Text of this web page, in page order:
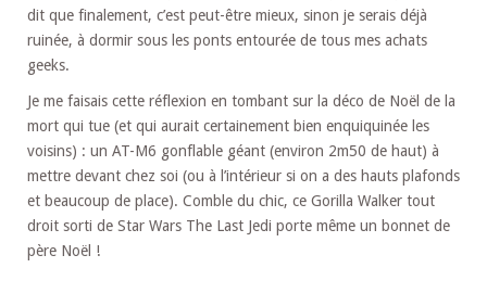
dit que finalement, c’est peut-être mieux, sinon je serais déjà
ruinée, à dormir sous les ponts entourée de tous mes achats
geeks.
Je me faisais cette réflexion en tombant sur la déco de Noël de la
mort qui tue (et qui aurait certainement bien enquiquinée les
voisins) : un AT-M6 gonflable géant (environ 2m50 de haut) à
mettre devant chez soi (ou à l’intérieur si on a des hauts plafonds
et beaucoup de place). Comble du chic, ce Gorilla Walker tout
droit sorti de Star Wars The Last Jedi porte même un bonnet de
père Noël !